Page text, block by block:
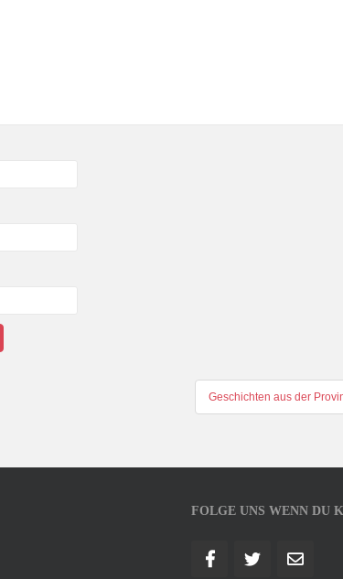
Geschichten aus der
FOLGE UNS WENN DU